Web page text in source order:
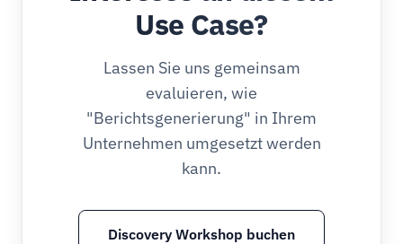
Use Case?
Lassen Sie uns gemeinsam
evaluieren, wie
"Berichtsgenerierung" in Ihrem
Unternehmen umgesetzt werden
kann.
Discovery Workshop buchen